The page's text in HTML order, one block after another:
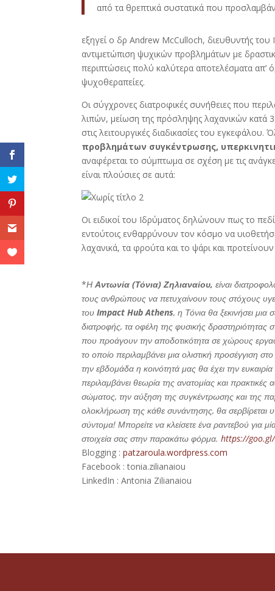
από τα θρεπτικά συστατικά που
εξηγεί ο δρ Andrew McCulloch, διευθυντής του
αντιμετώπιση ψυχικών προβλημάτων με
περιπτώσεις πολύ καλύτερα αποτελέσματα απ’
ψυχοθεραπείες.
Οι σύγχρονες διατροφικές συνήθειες που
λιπών, μείωση της πρόσληψης λαχανικών
στις λειτουργικές διαδικασίες του
προβλημάτων συγκέντρωσης,
αναφέρεται το σύμπτωμα σε σχέση με τις
είναι πλούσιες σε αυτά:
Οι ειδικοί του Ιδρύματος δηλώνουν πως το
εντούτοις ενθαρρύνουν τον κόσμο να
λαχανικά, τα φρούτα και το ψάρι και
*ΗΑντωνία (Τόνια) Ζηλιαναίου, είναι
τους ανθρώπους να πετυχαίνουν τους στόχους
του Impact Hub Athens, η Τόνια θα ξεκινήσει
διατροφής, τα οφέλη της φυσικής δραστηριότητας
που προάγουν την αποδοτικότητα σε χώρους
το οποίο περιλαμβάνει μια ολιστική
την εβδομάδα η κοινότητά μας θα έχει την
περιλαμβάνει θεωρία της ανατομίας και
σώματος, την αύξηση της συγκέντρωσης και της
ολοκλήρωση της κάθε συνάντησης, θα σερβίρεται
σύντομα! Μπορείτε να κλείσετε ένα ραντεβού για
στοιχεία σας στην παρακάτω φόρμα.https://
Blogging :patzaroula.wordpress.com
Facebook : tonia.zilianaiou
LinkedIn : Antonia Zilianaiou